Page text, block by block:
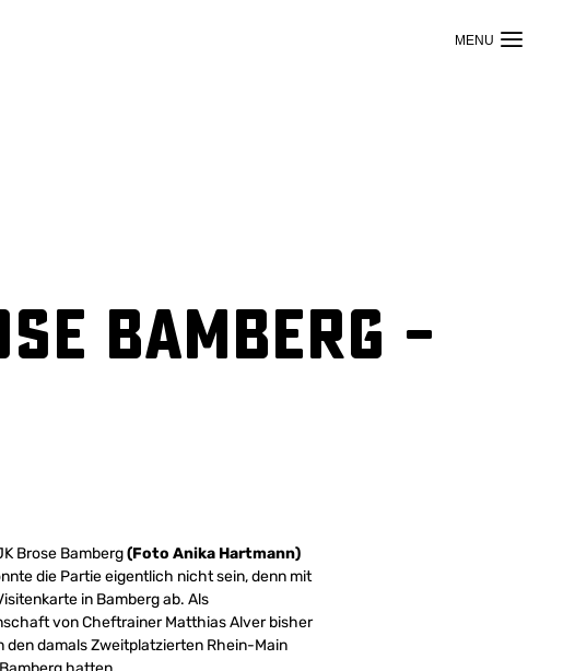
Bamberg –
Brose Bamberg(Foto Anika Hartmann)
die Partie eigentlich nicht sein, denn mit
in Bamberg ab. Als
von Cheftrainer Matthias Alver bisher
damals Zweitplatzierten Rhein-Main